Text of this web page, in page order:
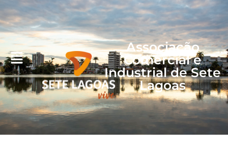
Associação
Comercial e
Industrial de Sete
Lagoas